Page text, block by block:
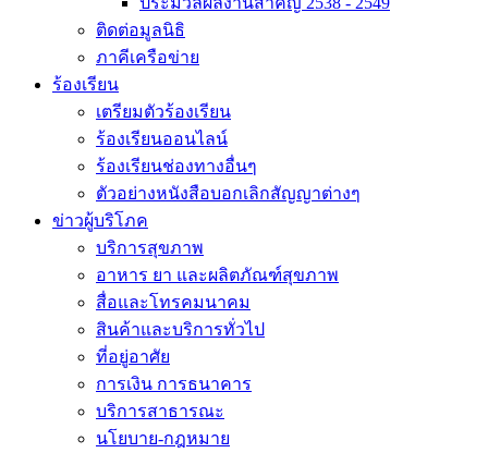
ติดต่อมูลนิธิ
ภาคีเครือข่าย
ร้องเรียน
เตรียมตัวร้องเรียน
ร้องเรียนออนไลน์
ร้องเรียนช่องทางอื่นๆ
ตัวอย่างหนังสือบอกเลิกสัญญาต่างๆ
ข่าวผู้บริโภค
บริการสุขภาพ
อาหาร ยา และผลิตภัณฑ์สุขภาพ
สื่อและโทรคมนาคม
สินค้าและบริการทั่วไป
ที่อยู่อาศัย
การเงิน การธนาคาร
บริการสาธารณะ
นโยบาย-กฎหมาย